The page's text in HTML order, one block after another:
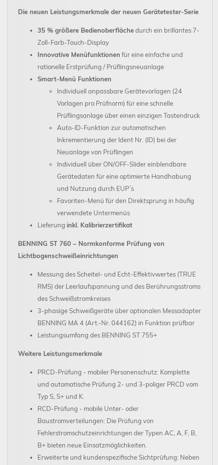
Die neuen Leistungsmerkmale der neuen Gerätetester-Serie
35 % größere Bedienoberflächedurch ein brillantes 7-
Zoll-Farb-Touch-Display
Innovative Menüfunktionen für eine einfache und
rationelle Erstprüfung / Prüflingsneuanlage
Smart-Menü Funktionen
Individuell anpassbare Gerätevorlagen (24
Vorlagen pro Prüfnorm) für eine schnelle
Prüflingsanlage über einen einzigen Tastendruck
Auto-ID-Funktion zur automatischen
Inkrementierung der Ident Nr. (ID) bei der
Neuanlage von Prüflingen
Individuell über ON/OFF-Slider einblendbare
Gerätedaten für eine optimierte Handhabung
und Nutzung durch EUP´s
Favoriten-Menü für den Direktsprung in häufig
verwendete Untermenüs
Lieferung inkl. Kalibrierzertifikat
BENNING ST 760 – Normkonforme Prüfung von
Lichtbogenschweißeinrichtungen
Messung des Scheitel- und Echt-Effektivwertes (TRUE
RMS) der Leerlaufspannung und des Berührungsstroms
des Schweißstromkreises
3-phasige Schweißgeräte über optionalen Messadapter
BENNING MA 4 (Art.-Nr. 044162) in Funktion prüfbar
Leistungsumfang des BENNING ST 755+
Weitere Leistungsmerkmale
PRCD-Prüfung - mobiler Personenschutz: Komplette
und automatische Prüfung 2- und 3-poliger PRCD vom
Typ S, S+ und K.
RCD-Prüfung - mobile Unter- oder
Baustromverteilungen: Die Prüfung von
Fehlerstromschutzeinrichtungen der Typen AC, A, F, B,
B+ bieten neue Einsatzmöglichkeiten.
Erweiterte und kundenspezifische Sichtprüfung: Neben